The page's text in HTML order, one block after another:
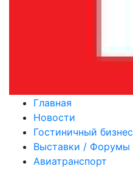
Главная
Новости
Гостиничный бизнес
Выставки / Форумы
Авиатранспорт